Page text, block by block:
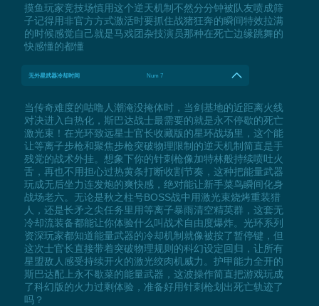
摸鱼玩家竞技场慎用这个逆天机制不然分分钟被队友喷成筛
子记得用非官方方式激活时要抓住战猪狂奔的瞬间特效拉满
的时候感觉自己就是马戏团杂技演员那种在死亡边缘跳舞的
快感懂的都懂
无外星武器冷却时间 Num 7
当传奇难度的咕噜人潮淹没掩体时，当剑基地的近距离火线
对决进入白热化，斯巴达战士最需要的就是永不停歇的死亡
激光束！在光环致远星士官长收藏版的星环战场里，这个能
让等离子步枪和聚焦步枪突破物理限制的逆天机制简直是手
残党的战术外挂。想象下你的针刺枪像加特林般持续喷吐火
舌，再也不用担心过热黄条打断收割节奏，这种把能量武器
玩成无后坐力连发炮的爽快感，绝对能让新手菜鸟瞬间化身
战场老六。无论是秋之柱号BOSS战中用激光束烧烤重装猎
人，还是长矛之尖任务里用等离子暴雨清空精英群，这套无
冷却流装备都能让你体验什么叫战术自由度爆炸。光环系列
资深玩家都知道能量武器的冷却机制就像被按了暂停键，但
这次士官长直接带着突破物理规则的科幻设定回归，让所有
星盟敌人感受持续开火的激光绞肉机威力。护甲能力全开的
斯巴达配上永不歇菜的能量武器，这波操作简直把游戏玩成
了科幻版的火力过剩体验，准备好用针刺枪划出死亡轨迹了
吗？